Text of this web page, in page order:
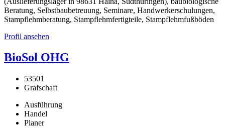
Beratung, Selbstbaubetreuung, Seminare, Handwerkerschulungen,
Stampflehmberatung, Stampflehmfertigteile, Stampflehmfußböden
Profil ansehen
BioSol OHG
53501
Grafschaft
Ausführung
Handel
Planer